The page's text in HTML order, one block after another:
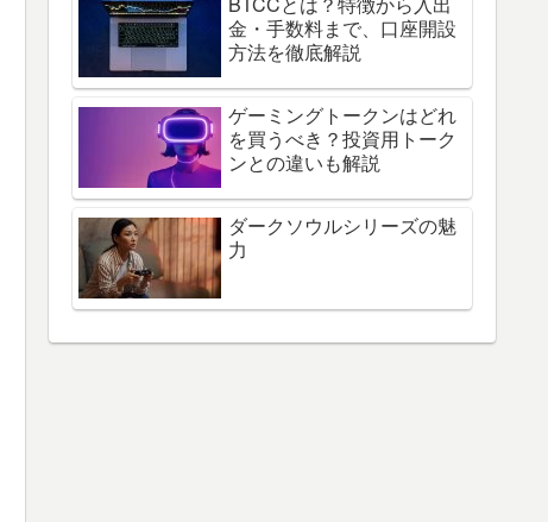
金・手数料まで、口座開設
方法を徹底解説
ゲーミングトークンはどれ
を買うべき？投資用トーク
ンとの違いも解説
ダークソウルシリーズの魅
力